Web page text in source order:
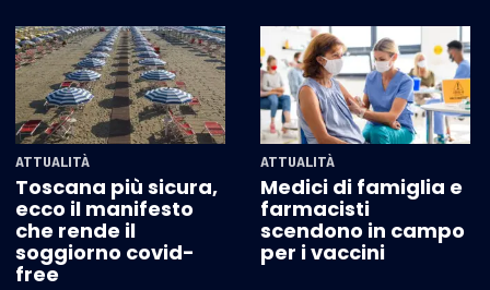
ATTUALITÀ
Toscana più sicura,
ecco il manifesto
che rende il
soggiorno covid-
free
ATTUALITÀ
Medici di famiglia e
farmacisti
scendono in campo
per i vaccini